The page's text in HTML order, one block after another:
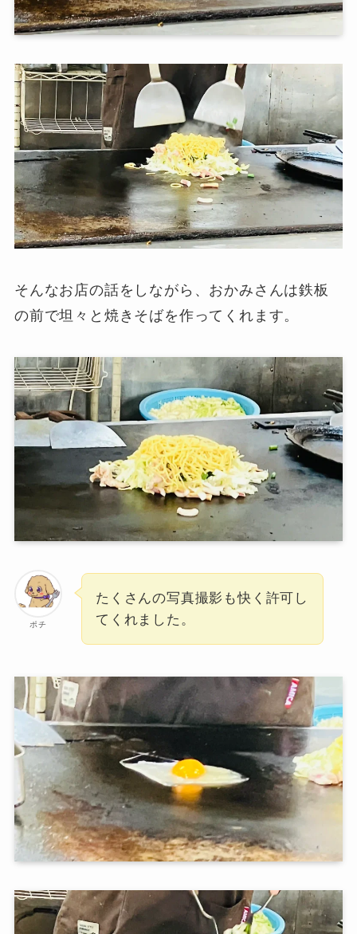
そんなお店の話をしながら、おかみさんは鉄板
の前で坦々と焼きそばを作ってくれます。
ポチ
たくさんの写真撮影も快く許可し
てくれました。